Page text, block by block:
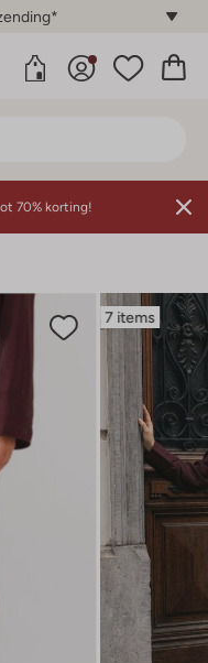
70% korting!
7 items